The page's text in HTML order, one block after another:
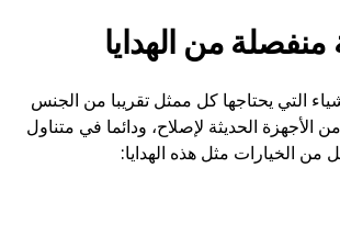
منفصلة من الهدايا
التي يحتاجها كل ممثل تقريبا من الجنس
الحديثة لإصلاح، ودائما في متناول
من الخيارات مثل هذه الهدايا: